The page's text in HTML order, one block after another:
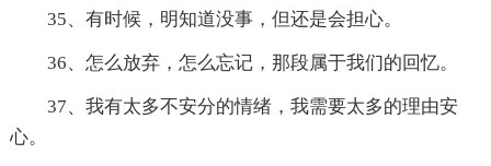
35、有时候，明知道没事，但还是会担心。
36、怎么放弃，怎么忘记，那段属于我们的回忆。
37、我有太多不安分的情绪，我需要太多的理由安
心。